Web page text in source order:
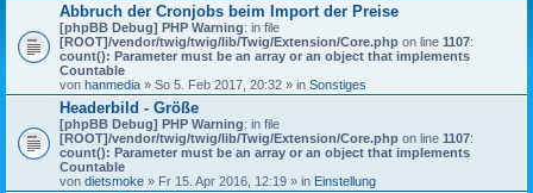
Abbruch der Cronjobs beim Import der Preise
[phpBB Debug] PHP Warning: in file
[ROOT]/vendor/twig/twig/lib/Twig/Extension/Core.php on line 1107:
count(): Parameter must be an array or an object that implements
Countable
von hanmedia » So 5. Feb 2017, 20:32 » in Sonstiges
Headerbild - Größe
[phpBB Debug] PHP Warning: in file
[ROOT]/vendor/twig/twig/lib/Twig/Extension/Core.php on line 1107:
count(): Parameter must be an array or an object that implements
Countable
von dietsmoke » Fr 15. Apr 2016, 12:19 » in Einstellung